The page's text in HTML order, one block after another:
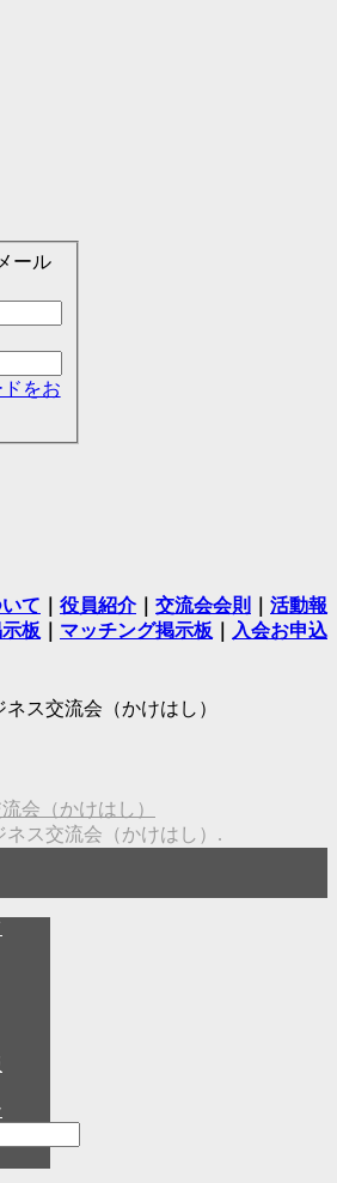
ール
をお
て 役員紹介｜ 交流会会則
活動報
板 マッチング掲示板
入会お申込
ス交流会（かけはし）
会（かけはし）
ス交流会（かけはし）.